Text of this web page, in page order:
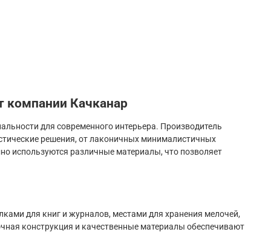
компании Качканар
для современного интерьера. Производитель
решения, от лаконичных минималистичных
используются различные материалы, что позволяет
для книг и журналов, местами для хранения мелочей,
конструкция и качественные материалы обеспечивают